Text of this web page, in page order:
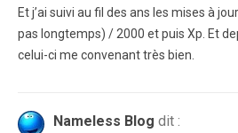
Et j’ai suivi au fil des ans les mises à
pas longtemps) / 2000 et puis Xp. Et
celui-ci me convenant très bien.
Nameless Blog dit :